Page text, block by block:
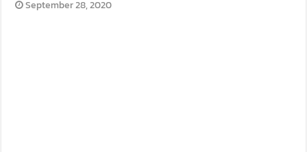
September 28, 2020